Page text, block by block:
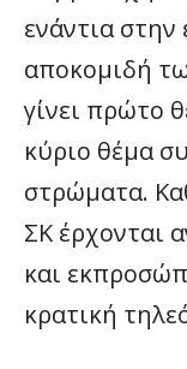
ενάντια
αποκομιδή
γίνει πρώτο
κύριο θέμα
στρώματα.
ΣΚ έρχονται
και
κρατική